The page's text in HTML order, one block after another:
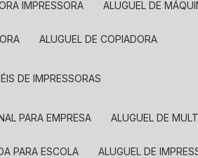
IMPRESSORA ALUGUEL DE
ALUGUEL DE COPIADORA
DE IMPRESSORAS
PARA EMPRESA ALUGUEL DE
PARA ESCOLA ALUGUEL DE